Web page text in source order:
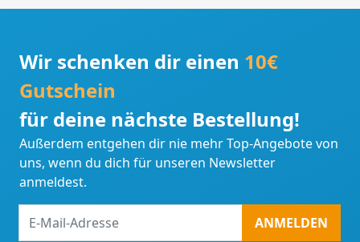
Wir schenken dir einen 10€
Gutschein
für deine nächste Bestellung!
Außerdem entgehen dir nie mehr Top-Angebote von
uns, wenn du dich für unseren Newsletter
anmeldest.
Mail-
ANMELDEN